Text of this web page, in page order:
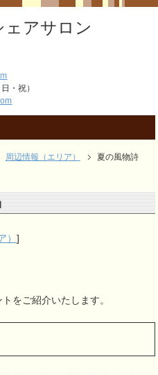
ェアサロン
・祝）
周辺情報（エリア）
夏の風物詩
）]
をご紹介いたします。